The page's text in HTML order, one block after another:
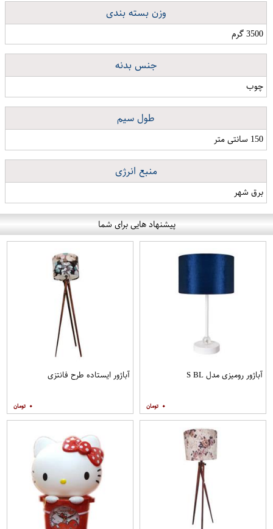
وزن بسته بندی
3500 گرم
جنس بدنه
چوب
طول سیم
150 سانتی متر
منبع انرژی
برق شهر
پیشنهاد هایی برای شما
آباژور رومیزی مدل S BL
۰
آباژور ایستاده طرح فانتزی
۰